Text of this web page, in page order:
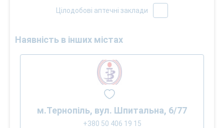
Цілодобові аптечні заклади
Наявність в інших містах
м.Тернопіль, вул. Шпитальна, 6/77
+380 50 406 19 15